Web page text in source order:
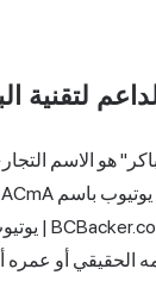
لتقنية
أو عمره أو